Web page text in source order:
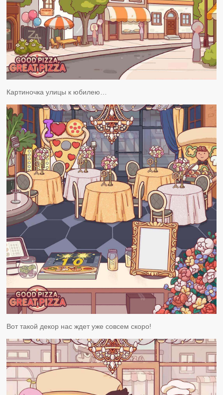
Картиночка улицы к юбилею…
Вот такой декор нас ждет уже совсем скоро!